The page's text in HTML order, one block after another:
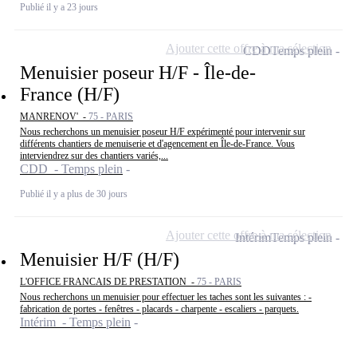
Publié il y a 23 jours
Menuisier poseur H/F - Île-de-
France (H/F)
MANRENOV' - 75 - PARIS
Nous recherchons un menuisier poseur H/F expérimenté pour intervenir sur
différents chantiers de menuiserie et d'agencement en Île-de-France. Vous
interviendrez sur des chantiers variés,...
CDD - Temps plein
Publié il y a plus de 30 jours
CDDTemps plein
Ajouter cette offre à ma sélection
Menuisier H/F (H/F)
L'OFFICE FRANCAIS DE PRESTATION - 75 - PARIS
Nous recherchons un menuisier pour effectuer les taches sont les suivantes : -
fabrication de portes - fenêtres - placards - charpente - escaliers - parquets.
Intérim - Temps plein
IntérimTemps plein
Ajouter cette offre à ma sélection